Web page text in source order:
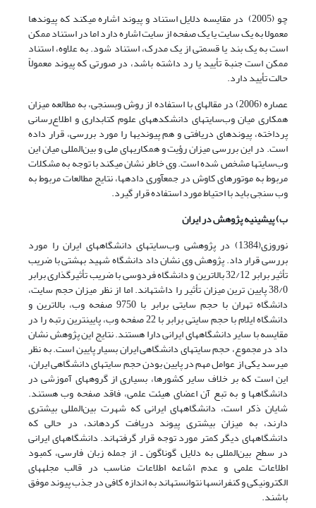
چو (2005) در مقایسه دلایل استناد و پیوند اشاره می­کند که پیوندها
معمولا به یک سایت یا یک صفحه از سایت اشاره دارد اما در استناد ممکن
است به یک بند یا قسمتی از یک مدرک، استناد شود. به علاوه، استناد
ممکن است جنبة تأیید یا رد داشته باشد، در صورتی که پیوند معمولاً
حالت تأیید دارد.
عصاره (2006) در مقاله­ای با استفاده از روش وب­سنجی، به مطالعه میزان
همکاری میان وب‌سایتهای دانشکده­های علوم کتابداری و اطلاع‌رسانی
پرداخته، پیوندهای دریافتی و هم پیوندیها را مورد بررسی، قرار داده
است. در این بررسی میزان رؤیت و همکاریهای ملی و بین‌المللی میان این
وب‌سایتها مشخص شده است. وی خاطر نشان می­کند با توجه به مشکلات
مربوط به موتورهای کاوش در جمع­آوری داده­ها، نتایج مطالعات مربوط به
وب سنجی باید با احتیاط مورد استفاده قرار گیرد.
ب) پیشینیه پژوهش در ایران
نوروزی(1384) در پژوهشی وب‌سایتهای دانشگاههای ایران را مورد
بررسی قرار داد. پژوهش وی نشان داد دانشگاه شهید بهشتی با ضریب
تأثیر برابر 32/12 بالاترین و دانشگاه فردوسی با ضریب تأثیرگذاری برابر
38/0 پایین ترین میزان تأثیر را داشته­اند. اما از نظر میزان حجم سایت،
دانشگاه تهران با حجم سایتی برابر با 9750 صفحه وب، بالاترین و
دانشگاه ایلام با حجم سایتی برابر با 22 صفحه وب، پایین­ترین رتبه را در
مقایسه با سایر دانشگاههای ایرانی دارا هستند. نتایج این پژوهش نشان
داد در مجموع، حجم سایتهای دانشگاهی ایران بسیار پایین است. به نظر
می­رسد یکی از عوامل مهم در پایین بودن حجم سایتهای دانشگاهی ایران،
این است که بر خلاف سایر کشورها، بسیاری از گروههای آموزشی در
دانشگاهها و به تبع آن اعضای هیئت علمی، فاقد صفحه وب هستند.
شایان ذکر است، دانشگاههای ایرانی که شهرت بین‌المللی بیشتری
دارند، به میزان بیشتری پیوند دریافت کرده­اند، در حالی که
دانشگاههای دیگر کمتر مورد توجه قرار گرفته­اند. دانشگاههای ایرانی
در سطح بین‌المللی به دلایل گوناگون ـ از جمله زبان فارسی، کمبود
اطلاعات علمی و عدم اشاعه اطلاعات مناسب در قالب مجله­های
الکترونیکی و کنفرانسها نتوانسته­اند به اندازه کافی در جذب پیوند موفق
‌باشند.